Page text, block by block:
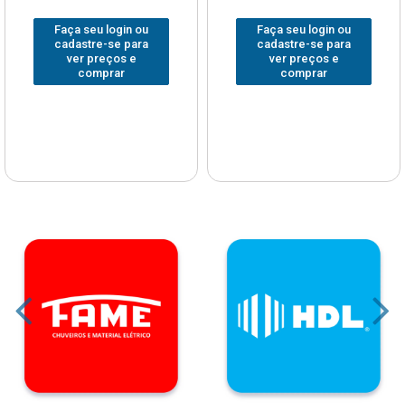
Faça seu login ou
cadastre-se para
ver preços e
comprar
Faça seu login ou
cadastre-se para
ver preços e
comprar